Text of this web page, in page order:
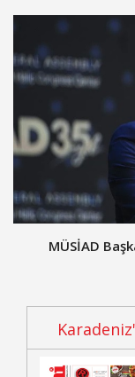
MÜSİAD